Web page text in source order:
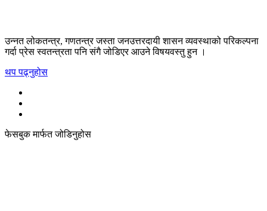
उन्नत लोकतन्त्र, गणतन्त्र जस्ता जनउत्तरदायी शासन व्यवस्थाको परिकल्पना
गर्दा प्रेस स्वतन्त्रता पनि संगै जोडिएर आउने विषयवस्तु हुन ।
थप पढ्नुहोस
फेसबुक मार्फत जोडिनुहोस